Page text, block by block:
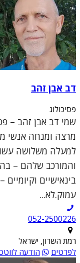
דב אבן זהב
פסיכולוג
שמי דב אבן זהב –
מרצה ומנחה אנשי
למעלה משלושה
והמורכב שלהם –
בינאישיים וקיומיים
עמוק.לא...
052-2500226
רמת השרון, ישראל
לפרטים
הודעה